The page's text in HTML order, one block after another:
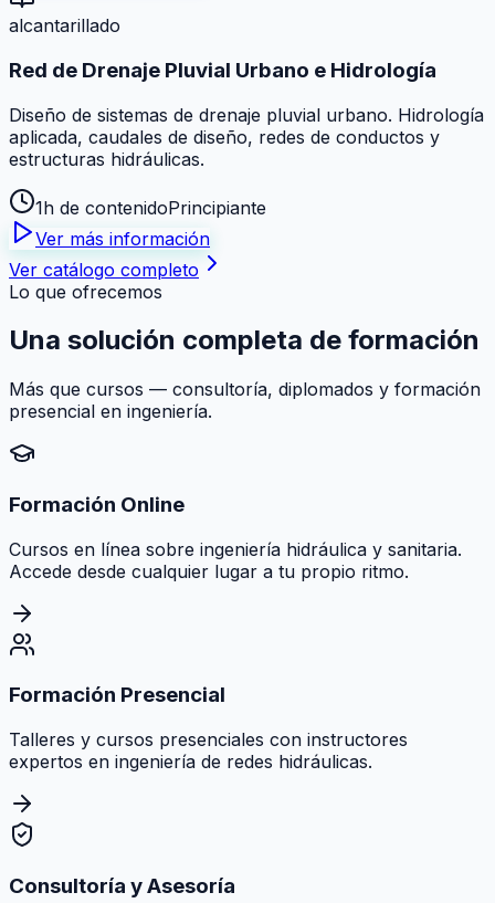
alcantarillado
Red de Drenaje Pluvial Urbano e Hidrología
Diseño de sistemas de drenaje pluvial urbano. Hidrología
aplicada, caudales de diseño, redes de conductos y
estructuras hidráulicas.
1h de contenidoPrincipiante
Ver más información
Ver catálogo completo
Lo que ofrecemos
Una solución completa de formación
Más que cursos — consultoría, diplomados y formación
presencial en ingeniería.
Formación Online
Cursos en línea sobre ingeniería hidráulica y sanitaria.
Accede desde cualquier lugar a tu propio ritmo.
Formación Presencial
Talleres y cursos presenciales con instructores
expertos en ingeniería de redes hidráulicas.
Consultoría y Asesoría